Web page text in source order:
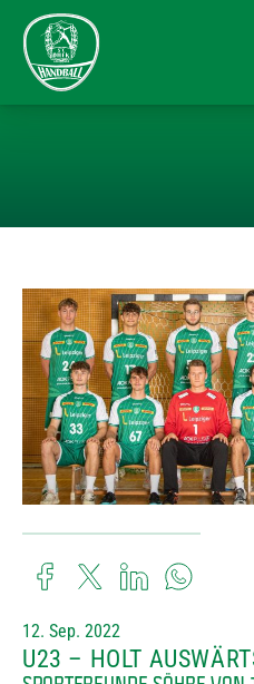
12. Sep. 2022
U23 – HOLT